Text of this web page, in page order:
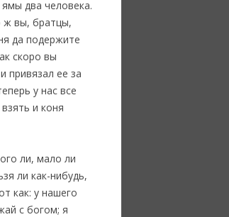
два человека.
ж вы, братцы,
да подержите
скоро вы
привязал ее за
у нас все
и коня
ли, мало ли
ли как-нибудь,
как: у нашего
с богом; я